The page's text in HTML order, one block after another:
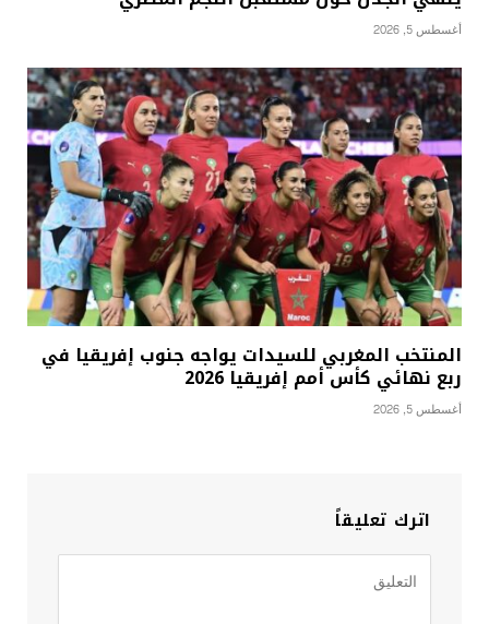
أغسطس 5, 2026
المنتخب المغربي للسيدات يواجه جنوب إفريقيا في
ربع نهائي كأس أمم إفريقيا 2026
أغسطس 5, 2026
اترك تعليقاً